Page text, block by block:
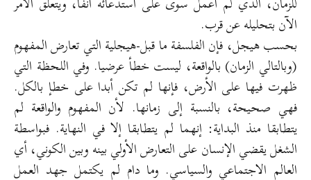
الآن بتحليله عن قرب.
بحسب هيجل، فإن الفلسفة ما قبل-هيجلية التي تعارض المفهوم
(وبالتالي الزمان) بالواقعة، ليست خطأ عرضيا. وفي اللحظة التي
ظهرت فيها على الأرض، فإنها لم تكن أبدا على خطإ بالكل.
فهي صحيحة، بالنسبة إلى زمانها. لأن المفهوم والواقعة لم
يتطابقا منذ البداية: إنهما لم يتطابقا إلا في النهاية. فبواسطة
الشغل يقضي الإنسان على التعارض الأولي بينه وبين الكوني، أي
العالم الاجتماعي والسياسي. وما دام لم يكتمل جهد العمل